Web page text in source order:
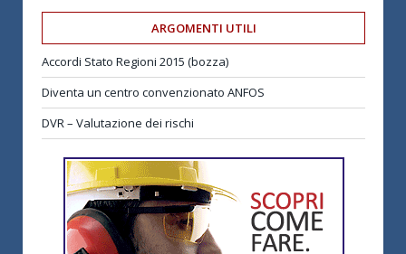
ARGOMENTI UTILI
Accordi Stato Regioni 2015 (bozza)
Diventa un centro convenzionato ANFOS
DVR – Valutazione dei rischi